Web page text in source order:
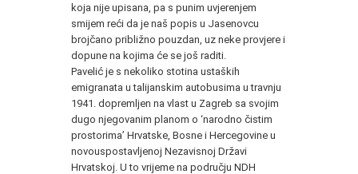
koja nije upisana, pa s punim uvjerenjem
smijem reći da je naš popis u Jasenovcu
brojčano približno pouzdan, uz neke provjere i
dopune na kojima će se još raditi.
Pavelić je s nekoliko stotina ustaških
emigranata u talijanskim autobusima u travnju
1941. dopremljen na vlast u Zagreb sa svojim
dugo njegovanim planom o ‘narodno čistim
prostorima’ Hrvatske, Bosne i Hercegovine u
novouspostavljenoj Nezavisnoj Državi
Hrvatskoj. U to vrijeme na području NDH